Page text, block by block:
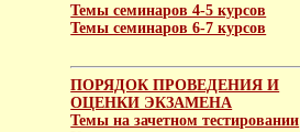
Темы семинаров 4-5 курсов
Темы семинаров 6-7 курсов
ПОРЯДОК ПРОВЕДЕНИЯ И
ОЦЕНКИ ЭКЗАМЕНА
Темы на зачетном тестировании